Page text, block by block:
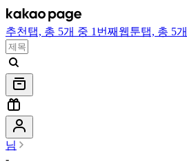
추천 탭, 총 5개 중 1번째 웹툰탭, 총 5
님
-